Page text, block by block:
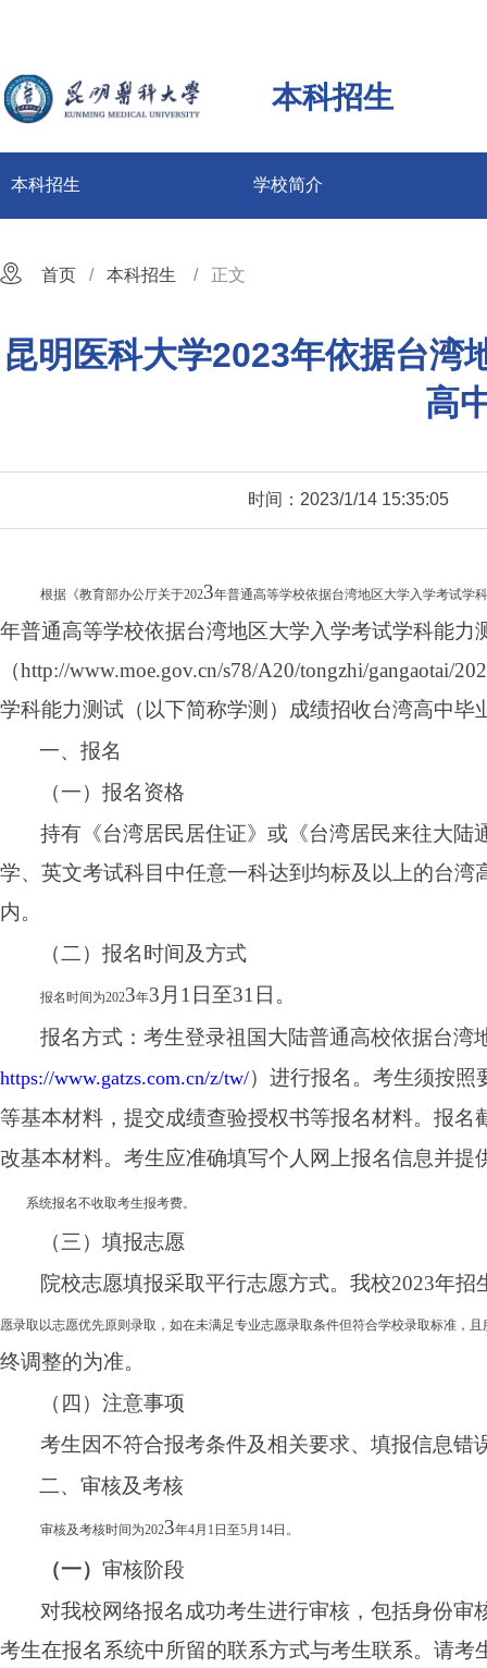
本科招生
本科招生 学校简介
首页 本科招生 正文
昆明医科大学2023年依据台湾
高
时间：2023/1/14 15:35:05
根据《教育部办公厅关于2023年普通高等学校依据台湾地区大学入学考试学
年普通高等学校依据台湾地区大学入学考试学科能力
（http://www.moe.gov.cn/s78/A20/tongzhi/gangaotai/
学科能力测试（以下简称学测）成绩招收台湾高中毕
一、报名
（一）报名资格
持有 《台湾居民居住证》或《台湾居民来往大
学、英文考试科目中任意一科达到均标及以上的台湾
内。
（二）报名时间及方式
报名时间为2023年3月1日至31 日 。
报名方式：考生登录祖国大陆普通高校依据台
https://www.gatzs.com.cn/z/tw/） 进行报名。考生须按照
等基本材料，提交成绩查验授权书等报名材料。报名
改基本材料。考生应准确填写个人网上报名信息并提
系统报名不收取考生报考费。
（三）填报志愿
院校志愿填报采取平行志愿方式。我校2023年招
愿录取以志愿优先原则录取，如在未满足专业志愿录取条件但符合学校录取标准，
终调整的为准。
（ 四）注意事项
考生因不符合报考条件及相关要求、填报信息
二、 审核及考核
审核及考核时间为2023年4月1日至5月14日。
（一）审核阶段
对我校网络报名成功考生进行审核，包括身份
考生在报名系统中所留的联系方式与考生联系。请